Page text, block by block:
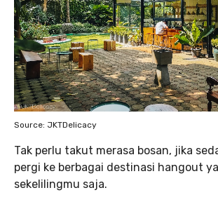
Source: JKTDelicacy
Tak perlu takut merasa bosan, jika
pergi ke berbagai destinasi hangout
sekelilingmu saja.